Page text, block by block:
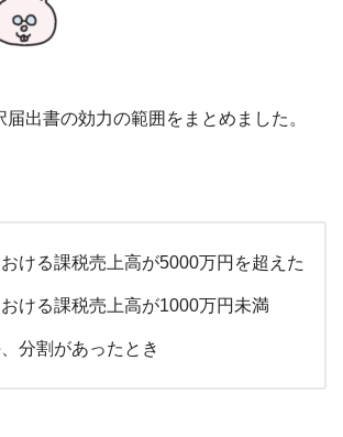
出書の効力の範囲をまとめました。
ける課税売上高が5000万円を超えた
ける課税売上高が1000万円未満
分割があったとき